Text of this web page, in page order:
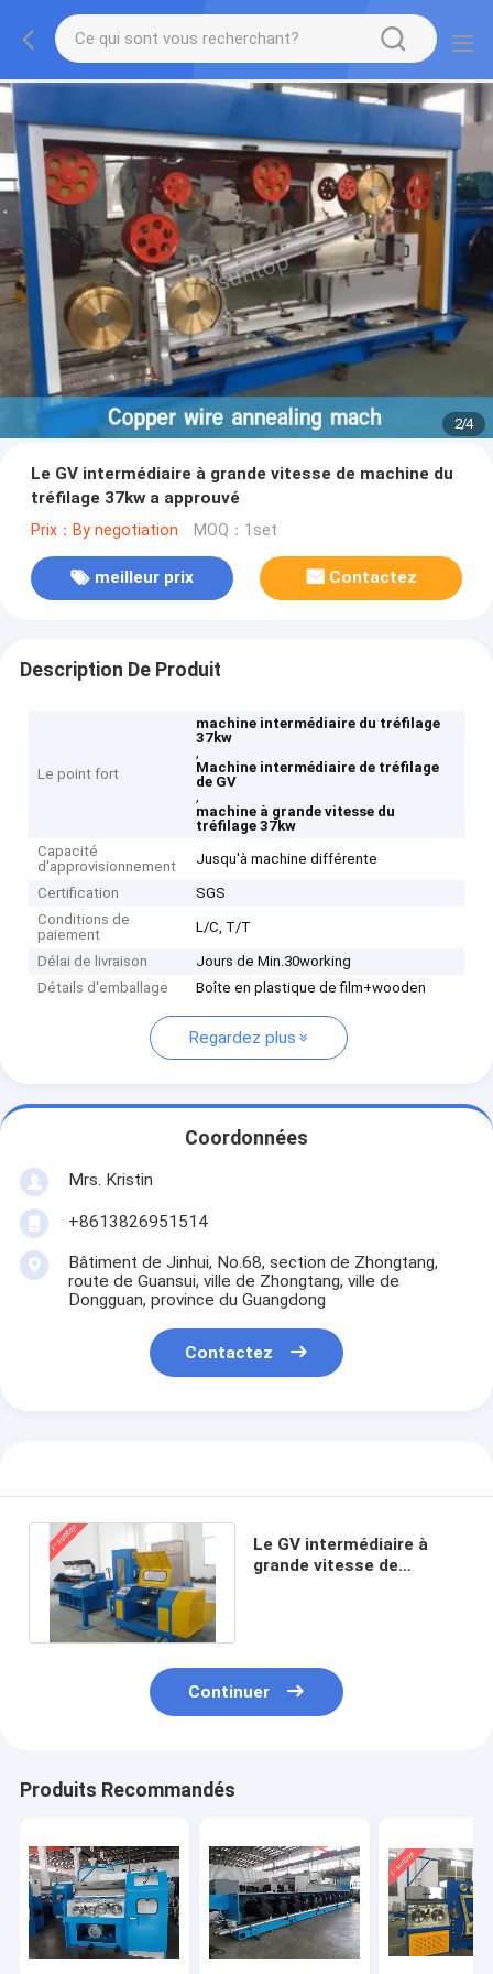
2/4
Le GV intermédiaire à grande vitesse de machine du
tréfilage 37kw a approuvé
Prix：By negotiation MOQ：1set
meilleur prix Contactez
Description De Produit
Le point fort
machine intermédiaire du tréfilage
37kw
,
Machine intermédiaire de tréfilage
de GV
,
machine à grande vitesse du
tréfilage 37kw
Capacité
d'approvisionnement
Jusqu'à machine différente
Certification
SGS
Conditions de
paiement
L/C, T/T
Délai de livraison
Jours de Min.30working
Détails d'emballage
Boîte en plastique de film+wooden
Regardez plus
Coordonnées
Mrs. Kristin
+8613826951514
Bâtiment de Jinhui, No.68, section de Zhongtang,
route de Guansui, ville de Zhongtang, ville de
Dongguan, province du Guangdong
Contactez
Le GV intermédiaire à
grande vitesse de
Continuer
Produits Recommandés